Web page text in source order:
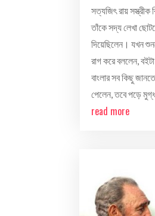
সত্যজিৎ রায়
তাঁকে সদ্য লেখা
দিয়েছিলেন। যখন
রাগ করে বললেন,
বাংলার সব কিছু
পেলেন, তবে পড়ে
read more